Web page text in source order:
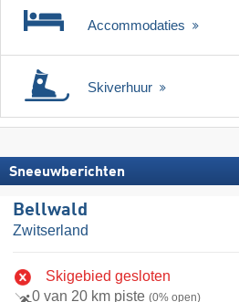
Accommodaties
Skiverhuur
Sneeuwberichten
Bellwald
Zwitserland
Skigebied gesloten
0 van 20 km piste (0% open)